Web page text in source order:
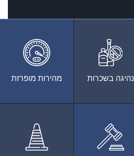
נהיגה בשכרות מהירות מופרזת